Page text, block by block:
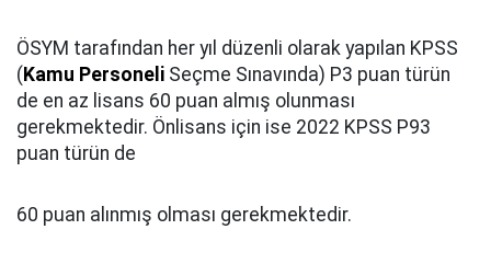
ÖSYM tarafından her yıl düzenli olarak yapılan KPSS
( Kamu Personeli Seçme Sınavında) P3 puan türün
de en az lisans 60 puan almış olunması
gerekmektedir. Önlisans için ise 2022 KPSS P93
puan türün de
60 puan alınmış olması gerekmektedir.